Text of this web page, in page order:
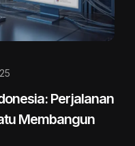
Perjalanan
Membangun